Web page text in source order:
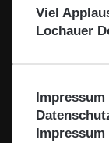
l
i
b
l
i
Viel
Lochauer
Impressum
Impressum